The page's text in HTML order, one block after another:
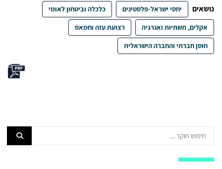
נושאים יחסי ישראל-פלסטינים כלכלה וביטחון לאומי
אקלים, תשתיות ואנרגיה רצועת עזה וחמאס
חוסן חברתי והחברה הישראלית